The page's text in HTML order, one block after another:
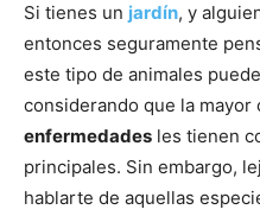
Si tienes un jardín, y
entonces seguramente
este tipo de animales
considerando que la mayor
enfermedades les tienen
principales. Sin embargo,
hablarte de aquellas